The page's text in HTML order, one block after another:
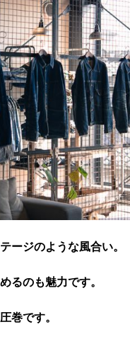
ージのような風合い。
るのも魅力です。
巻です。